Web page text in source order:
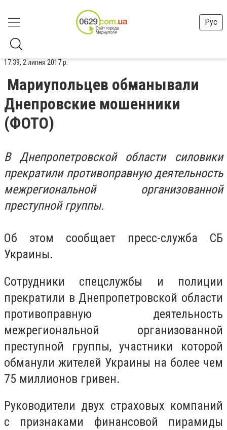
Рус
17:39, 2 липня 2017 р.
Мариупольцев обманывали
Днепровские мошенники
(ФОТО)
В Днепропетровской области силовики
прекратили противоправную деятельность
межрегиональной организованной
преступной группы.
Об этом сообщает пресс-служба СБ
Украины.
Сотрудники спецслужбы и полиции
прекратили в Днепропетровской области
противоправную деятельность
межрегиональной организованной
преступной группы, участники которой
обманули жителей Украины на более чем
75 миллионов гривен.
Руководители двух страховых компаний
с признаками финансовой пирамиды